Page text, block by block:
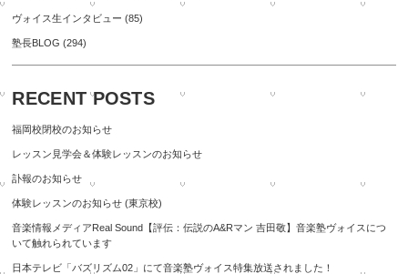
ヴォイス生インタビュー (85)
塾長BLOG (294)
RECENT POSTS
福岡校閉校のお知らせ
レッスン見学会＆体験レッスンのお知らせ
訃報のお知らせ
体験レッスンのお知らせ (東京校)
音楽情報メディアReal Sound【評伝：伝説のA&Rマン 吉田敬】音楽塾ヴォイスにつ
いて触れられています
日本テレビ「バズリズム02」にて音楽塾ヴォイス特集放送されました！